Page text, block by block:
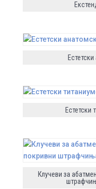
Естетски
Клучеви за